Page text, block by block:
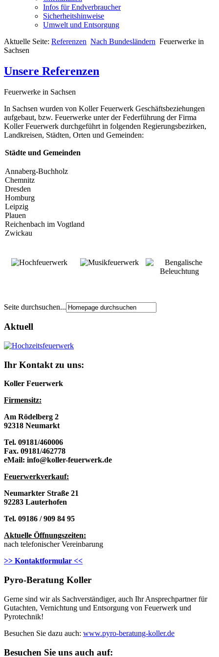
Infos für Endverbraucher
Sicherheitshinweise
Umwelt und Entsorgung
Aktuelle Seite: Referenzen Nach Bundesländern Feuerwerke in
Sachsen
Unsere Referenzen
Feuerwerke in Sachsen
In Sachsen wurden von Koller Feuerwerk Geschäftsbeziehungen
aufgebaut, bzw. Feuerwerke unter der Federführung der Firma
Koller Feuerwerk durchgeführt in folgenden Regierungsbezirken,
Landkreisen, Städten, Orten und Gemeinden:
Städte und Gemeinden
Annaberg-Buchholz
Chemnitz
Dresden
Homburg
Leipzig
Plauen
Reichenbach im Vogtland
Zwickau
Seite durchsuchen...
Aktuell
Ihr Kontakt zu uns:
Koller Feuerwerk
Firmensitz:
Am Rödelberg 2
92318 Neumarkt
Tel. 09181/460006
Fax. 09181/462778
eMail: info@koller-feuerwerk.de
Feuerwerkverkauf:
Neumarkter Straße 21
92283 Lauterhofen
Tel. 09186 / 909 84 95
Aktuelle Öffnungszeiten:
nach telefonischer Vereinbarung
>> Kontaktformular <<
Pyro-Beratung Koller
Gerne sind wir als Sachverständiger, auch Ihr Ansprechpartner für
Gutachten, Vernichtung und Entsorgung von Feuerwerk und
Pyrotechnik!
Besuchen Sie dazu auch: www.pyro-beratung-koller.de
Besuchen Sie uns auch auf: